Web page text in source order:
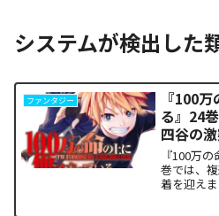
システムが検出した
ファンタジー
『100
る』24
四谷の
『100万
巻では、
着を迎え